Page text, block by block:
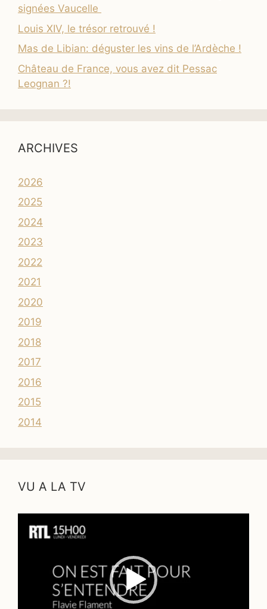
signées Vaucelle
Louis XIV, le trésor retrouvé !
Mas de Libian: déguster les vins de l’Ardèche !
Château de France, vous avez dit Pessac
Leognan ?!
ARCHIVES
2026
2025
2024
2023
2022
2021
2020
2019
2018
2017
2016
2015
2014
VU A LA TV
vidéo